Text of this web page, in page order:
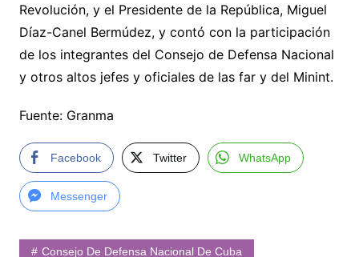
Revolución, y el Presidente de la República, Miguel
Díaz-Canel Bermúdez, y contó con la participación
de los integrantes del Consejo de Defensa Nacional
y otros altos jefes y oficiales de las far y del Minint.
Fuente: Granma
Facebook Twitter WhatsApp
Messenger
Consejo De Defensa Nacional De Cuba